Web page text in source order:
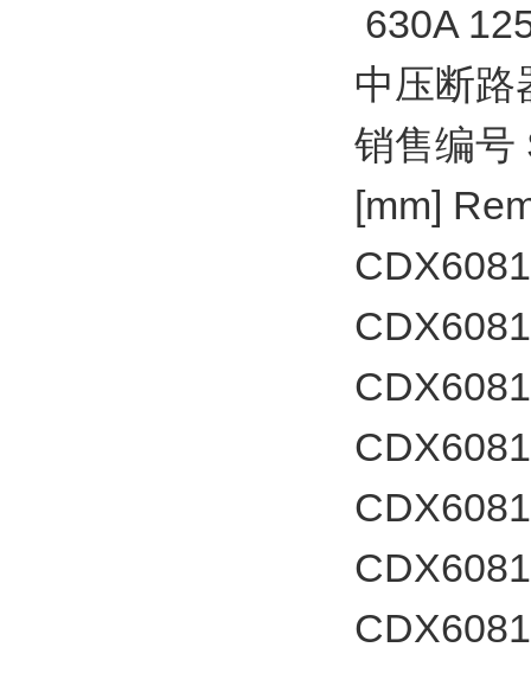
630A
中压断路
销售编号
[mm]